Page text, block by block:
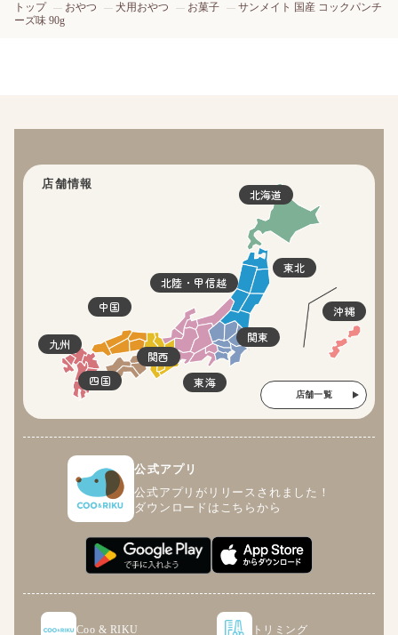
トップ おやつ 犬用おやつ お菓子
サンメイト 国産 コックパンチ
ーズ味 90g
店舗情報
北海道
東北
関東
北陸・甲信越
東海
関西
四国
中国
九州
沖縄
店舗一覧
公式アプリ
公式アプリがリリースされました！
ダウンロードはこちらから
Coo & RIKU トリミング